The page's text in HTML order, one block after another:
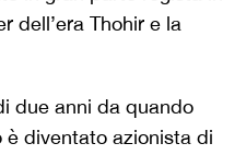
dell’era Thohir e la
due anni da quando
è diventato azionista di